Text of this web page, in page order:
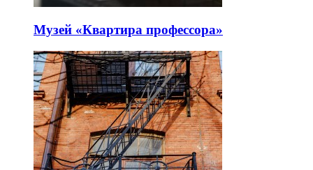
Музей «Квартира профессора»